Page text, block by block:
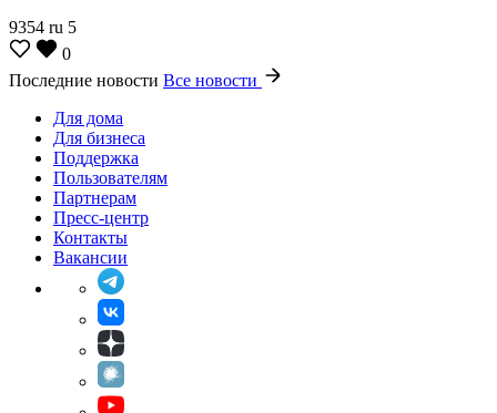
9354 ru 5
0
Последние новости Все новости
Для дома
Для бизнеса
Поддержка
Пользователям
Партнерам
Пресс-центр
Контакты
Вакансии